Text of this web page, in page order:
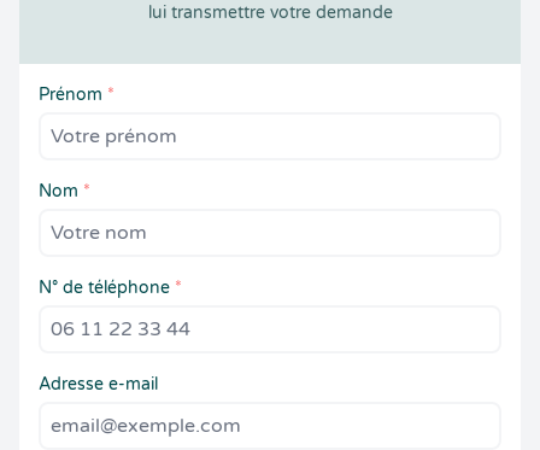
lui transmettre votre demande
Prénom *
Nom *
N° de téléphone *
Adresse e-mail